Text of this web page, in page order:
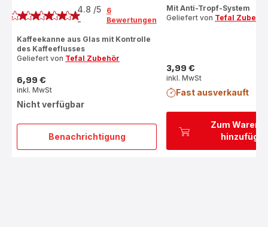
Benachrichtigung
Kaffeekanne
4.8 /5
-
6
Bewertungen
Kaffeekanne aus Glas mit Kontrolle
des Kaffeeflusses
Geliefert von Tefal Zubehör
Preis
6,99 €
inkl. MwSt
Nicht verfügbar
Zum
Mit Anti-Tropf-System
Geliefert von Tefal
Preis
3,99 €
inkl. MwSt
Fast ausverkauft